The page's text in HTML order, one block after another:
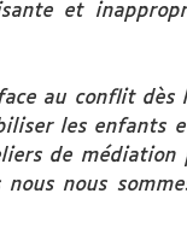
et
au conflit dès
les enfants
de médiation
nous